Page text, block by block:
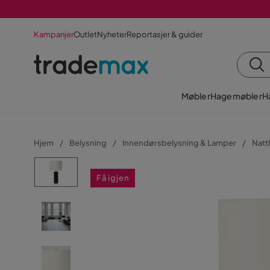
KampanjerOutletNyheterReportasjer & guider
MøblerHagemøbler
Hjem Belysning Innendørsbelysning & Lamper
Få igjen